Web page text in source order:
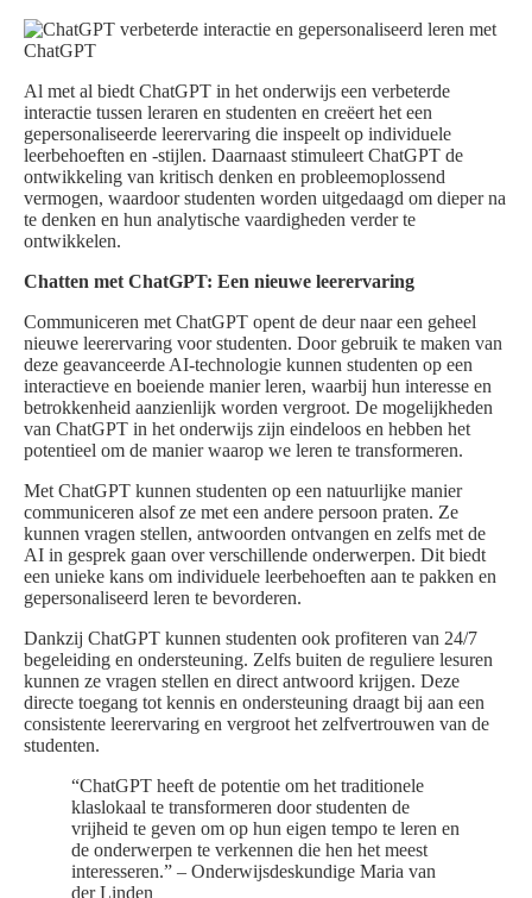
Al met al biedt ChatGPT in het onderwijs een verbeterde
interactie tussen leraren en studenten en creëert het een
gepersonaliseerde leerervaring die inspeelt op individuele
leerbehoeften en -stijlen. Daarnaast stimuleert ChatGPT de
ontwikkeling van kritisch denken en probleemoplossend
vermogen, waardoor studenten worden uitgedaagd om dieper na
te denken en hun analytische vaardigheden verder te
ontwikkelen.
Chatten met ChatGPT: Een nieuwe leerervaring
Communiceren met ChatGPT opent de deur naar een geheel
nieuwe leerervaring voor studenten. Door gebruik te maken van
deze geavanceerde AI-technologie kunnen studenten op een
interactieve en boeiende manier leren, waarbij hun interesse en
betrokkenheid aanzienlijk worden vergroot. De mogelijkheden
van ChatGPT in het onderwijs zijn eindeloos en hebben het
potentieel om de manier waarop we leren te transformeren.
Met ChatGPT kunnen studenten op een natuurlijke manier
communiceren alsof ze met een andere persoon praten. Ze
kunnen vragen stellen, antwoorden ontvangen en zelfs met de
AI in gesprek gaan over verschillende onderwerpen. Dit biedt
een unieke kans om individuele leerbehoeften aan te pakken en
gepersonaliseerd leren te bevorderen.
Dankzij ChatGPT kunnen studenten ook profiteren van 24/7
begeleiding en ondersteuning. Zelfs buiten de reguliere lesuren
kunnen ze vragen stellen en direct antwoord krijgen. Deze
directe toegang tot kennis en ondersteuning draagt bij aan een
consistente leerervaring en vergroot het zelfvertrouwen van de
studenten.
“ChatGPT heeft de potentie om het traditionele
klaslokaal te transformeren door studenten de
vrijheid te geven om op hun eigen tempo te leren en
de onderwerpen te verkennen die hen het meest
interesseren.” – Onderwijsdeskundige Maria van
der Linden